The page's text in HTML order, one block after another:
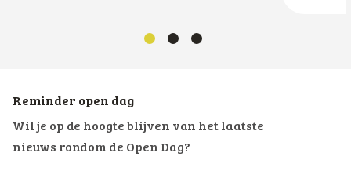
Reminder open dag
Wil je op de hoogte blijven van het laatste
nieuws rondom de Open Dag?